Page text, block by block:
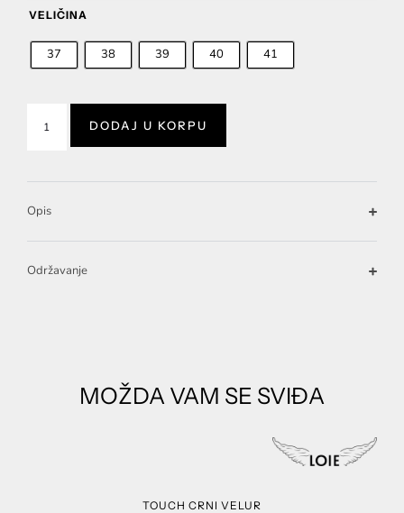
VELIČINA
37 38 39 40 41
DODAJ U KORPU
Opis
Održavanje
MOŽDA VAM SE SVIĐA
TOUCH CRNI VELUR